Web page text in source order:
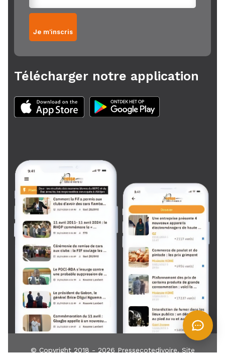
Je m'inscris
Télécharger notre application
© Copyright 2018 - 2026 Pressecotedivoire. Site